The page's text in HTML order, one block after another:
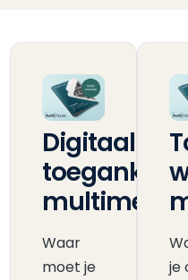
Digitaal
multimedia
Waar
moet je
je